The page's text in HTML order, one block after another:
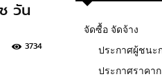
วัน
3734
จัดซื้อ จัดจ้าง
ประกาศผู้ชนะ
ประกาศราคา